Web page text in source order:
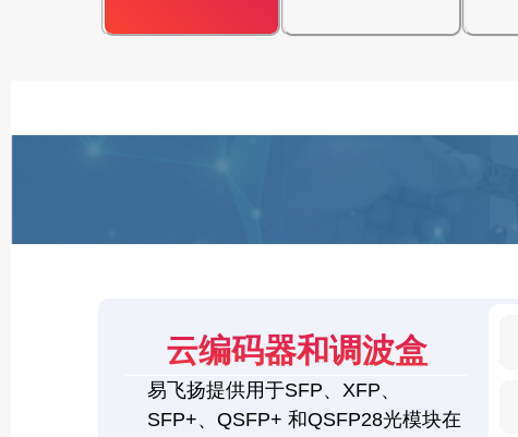
云编码器和调波盒
易飞扬提供用于SFP、XFP、
SFP+、QSFP+ 和QSFP28光模块在